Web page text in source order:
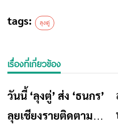
tags: ลุงตู่
เรื่องที่เกี่ยวข้อง
ข่าวเชียงราย
วันนี้ ‘ลุงตู่’ ส่ง ‘ธนกร’
ลุยเชียงรายติดตาม